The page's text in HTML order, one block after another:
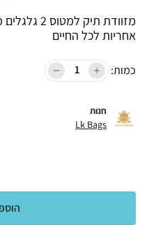
אחריות לכל החיים
כמות:
חנות
Lk Bags